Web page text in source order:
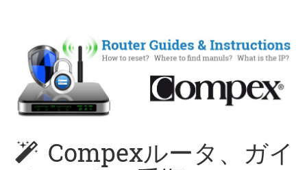
Compexルータ、ガイ